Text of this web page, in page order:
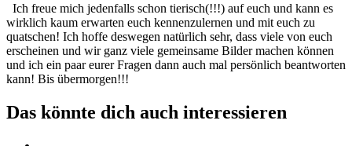
Ich freue mich jedenfalls schon tierisch(!!!) auf euch und kann es
wirklich kaum erwarten euch kennenzulernen und mit euch zu
quatschen! Ich hoffe deswegen natürlich sehr, dass viele von euch
erscheinen und wir ganz viele gemeinsame Bilder machen können
und ich ein paar eurer Fragen dann auch mal persönlich beantworten
kann! Bis übermorgen!!!
Das könnte dich auch interessieren